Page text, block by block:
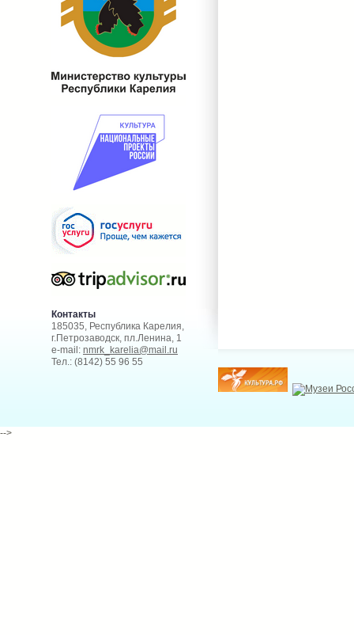
Контакты
185035, Республика Карелия,
г.Петрозаводск, пл.Ленина, 1
e-mail: nmrk_karelia@mail.ru
Тел.: (8142) 55 96 55
-->